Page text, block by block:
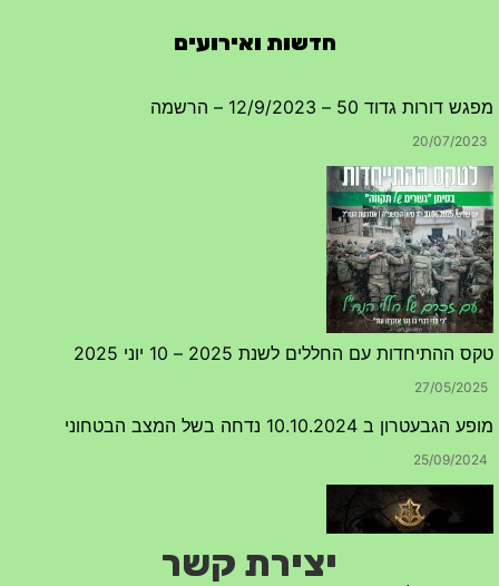
חדשות ואירועים
מפגש דורות גדוד 50 – 12/9/2023 – הרשמה
20/07/2023
טקס ההתיחדות עם החללים לשנת 2025 – 10 יוני 2025
27/05/2025
מופע הגבעטרון ב 10.10.2024 נדחה בשל המצב הבטחוני
25/09/2024
יצירת קשר